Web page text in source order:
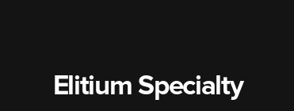
Elitium Specialty